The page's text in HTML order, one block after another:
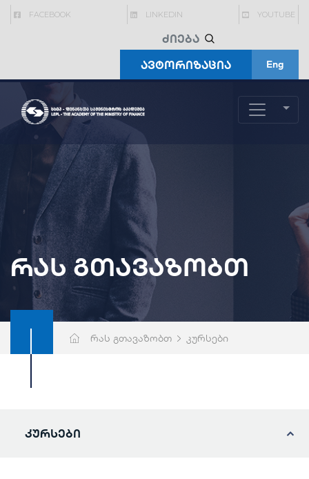
FACEBOOK LINKEDIN YOUTUBE
ავტორიზაცია Eng
რას გთავაზობთ
რას გთავაზობთ კურსები
კურსები